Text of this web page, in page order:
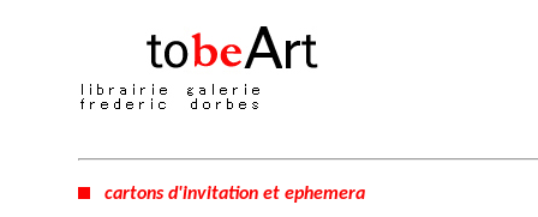
cartons d'invitation et ephemera